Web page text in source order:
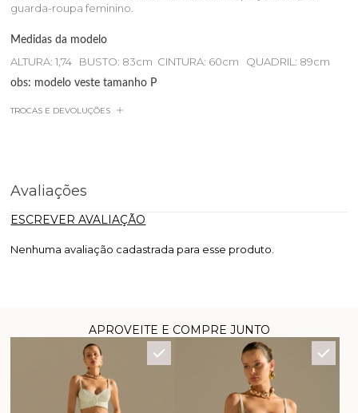
guarda-roupa feminino.
Medidas da modelo
ALTURA: 1,74 BUSTO: 83cm CINTURA: 60cm QUADRIL: 89cm
obs: modelo veste tamanho P
TROCAS E DEVOLUÇÕES
Avaliações
ESCREVER AVALIAÇÃO
Nenhuma avaliação cadastrada para esse produto.
APROVEITE E COMPRE JUNTO